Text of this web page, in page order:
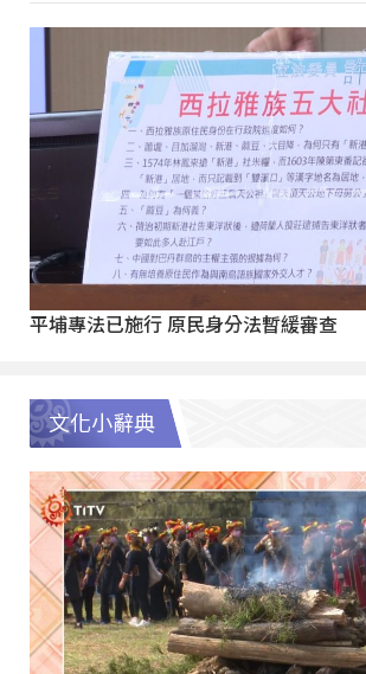
平埔專法已施行 原民身分法暫緩審查
文化小辭典